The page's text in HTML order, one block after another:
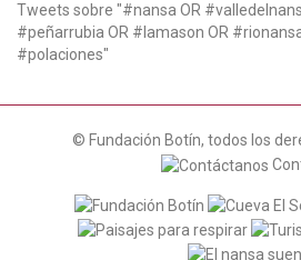
Tweets sobre "#nansa OR
#peñarrubia OR #lamason OR
#polaciones"
© Fundación Botín, todos los